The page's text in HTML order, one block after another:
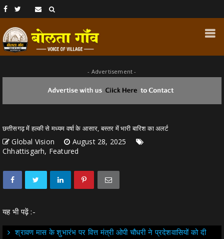
- Advertisement -
छत्तीसगढ़ में हल्की से मध्यम वर्षा के आसार, बस्तर में भारी बारिश का अलर्ट
Global Vision
August 28, 2025
Chhattisgarh, Featured
यह भी पढ़ें :-
श्रावण मास के शुभारंभ पर वित्त मंत्री ओपी चौधरी ने प्रदेशवासियों को दी